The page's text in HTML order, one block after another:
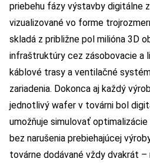
priebehu fázy výstavby digitálne
vizualizované vo forme
skladá z približne pol milióna 3D
infraštruktúry cez zásobovacie a
káblové trasy a ventilačné
zariadenia. Dokonca aj každý
jednotlivý wafer v továrni bol
umožňuje simulovať
bez narušenia prebiehajúcej
továrne dodávané vždy dvakrát